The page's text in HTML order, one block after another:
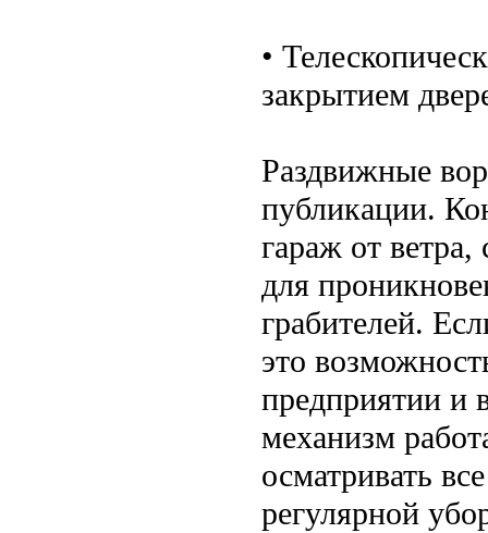
•
закрытием
Раздвижные
публикации.
гараж от
для
грабителей.
это
предприятии и
механизм
осматривать
регулярной